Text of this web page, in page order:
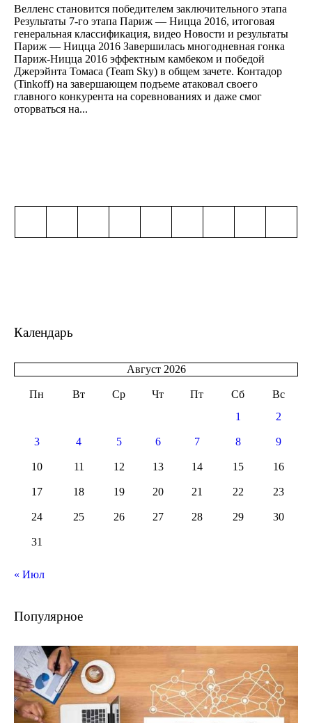
Велленс становится победителем заключительного этапа
Результаты 7-го этапа Париж — Ницца 2016, итоговая
генеральная классификация, видео Новости и результаты
Париж — Ницца 2016 Завершилась многодневная гонка
Париж-Ницца 2016 эффектным камбеком и победой
Джерэйнта Томаса (Team Sky) в общем зачете. Контадор
(Tinkoff) на завершающем подъеме атаковал своего
главного конкурента на соревнованиях и даже смог
оторваться на...
Календарь
Август 2026
Пн Вт Ср Чт Пт Сб
Вс
1
2
3 4 5 6 7 8 9
10 11 12 13 14 15 16
17 18 19 20 21 22 23
24 25 26 27 28 29 30
31
« Июл
Популярное